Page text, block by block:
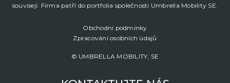
souvisejí. Firma patří do portfolia společnosti Umbrella Mobility SE.
Obchodní podmínky
Zpracování osobních údajů
© UMBRELLA MOBILITY, SE